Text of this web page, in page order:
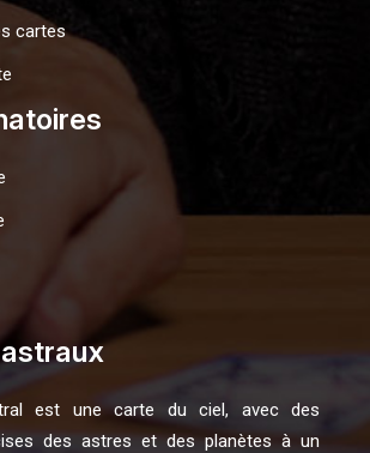
cartes
est une carte du ciel, avec des
des astres et des planètes à un